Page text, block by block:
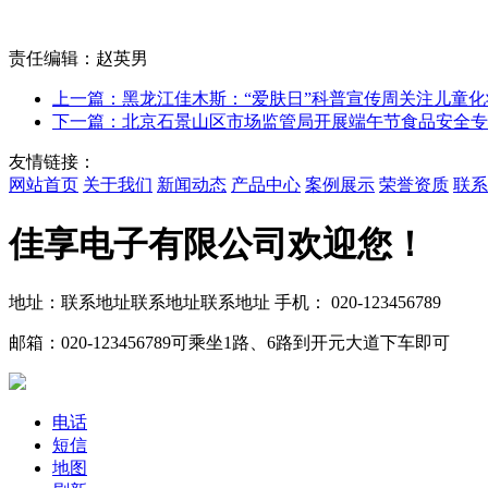
责任编辑：赵英男
上一篇：黑龙江佳木斯：“爱肤日”科普宣传周关注儿童
下一篇：北京石景山区市场监管局开展端午节食品安全
友情链接：
网站首页 关于我们 新闻动态 产品中心 案例展示 荣誉资质 联
佳享电子有限公司欢迎您！
地址：联系地址联系地址联系地址 手机： 020-123456789
邮箱：020-123456789可乘坐1路、6路到开元大道下车即可
电话
短信
地图